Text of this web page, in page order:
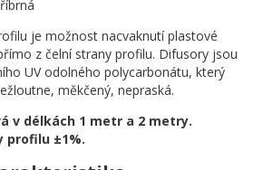
je možnost nacvaknutí plastové
z čelní strany profilu. Difusory jsou
UV odolného polycarbonátu, který
měkčený, nepraská.
v délkách 1 metr a 2 metry.
profilu ±1%.